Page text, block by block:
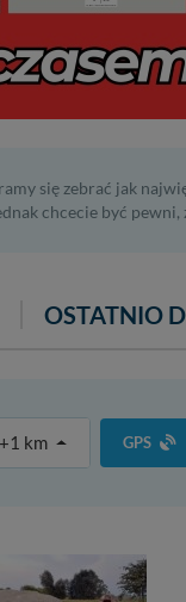
się zebrać jak
chcecie być
OSTATNIO
+1 km GPS